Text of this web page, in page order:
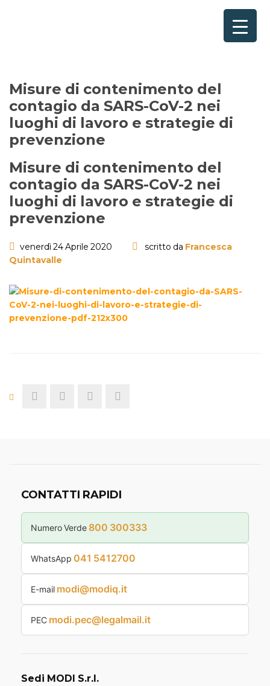
Corsi
Contattaci
Questionario
Blog e Info
FAQ
Misure di contenimento del
contagio da SARS-CoV-2 nei
luoghi di lavoro e strategie di
prevenzione
Misure di contenimento del
contagio da SARS-CoV-2 nei
luoghi di lavoro e strategie di
prevenzione
venerdì 24 Aprile 2020 scritto da Francesca
Quintavalle
CONTATTI RAPIDI
Numero Verde 800 300333
WhatsApp 041 5412700
E-mail modi@modiq.it
PEC modi.pec@legalmail.it
Sedi MODI S.r.l.
×